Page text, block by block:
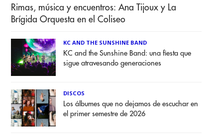
Rimas, música y encuentros: Ana Tijoux y La
Brígida Orquesta en el Coliseo
KC AND THE SUNSHINE BAND
KC and the Sunshine Band: una fiesta que
sigue atravesando generaciones
DISCOS
Los álbumes que no dejamos de escuchar en
el primer semestre de 2026